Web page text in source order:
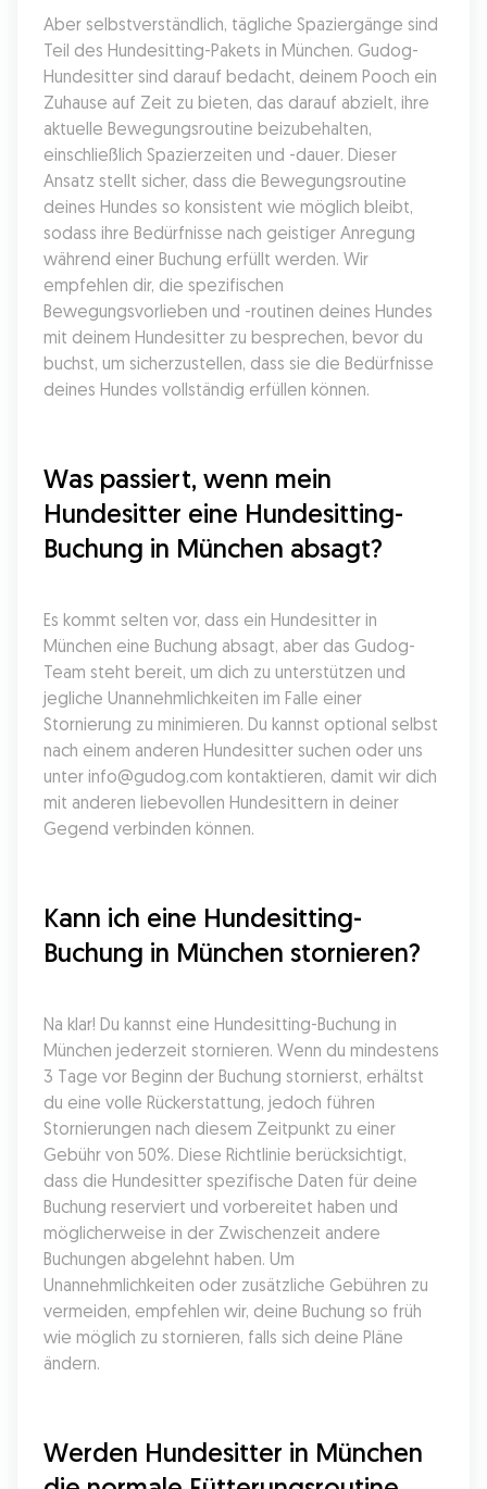
Aber selbstverständlich, tägliche Spaziergänge sind
Teil des Hundesitting-Pakets in München. Gudog-
Hundesitter sind darauf bedacht, deinem Pooch ein
Zuhause auf Zeit zu bieten, das darauf abzielt, ihre
aktuelle Bewegungsroutine beizubehalten,
einschließlich Spazierzeiten und -dauer. Dieser
Ansatz stellt sicher, dass die Bewegungsroutine
deines Hundes so konsistent wie möglich bleibt,
sodass ihre Bedürfnisse nach geistiger Anregung
während einer Buchung erfüllt werden. Wir
empfehlen dir, die spezifischen
Bewegungsvorlieben und -routinen deines Hundes
mit deinem Hundesitter zu besprechen, bevor du
buchst, um sicherzustellen, dass sie die Bedürfnisse
deines Hundes vollständig erfüllen können.
Was passiert, wenn mein
Hundesitter eine Hundesitting-
Buchung in München absagt?
Es kommt selten vor, dass ein Hundesitter in
München eine Buchung absagt, aber das Gudog-
Team steht bereit, um dich zu unterstützen und
jegliche Unannehmlichkeiten im Falle einer
Stornierung zu minimieren. Du kannst optional selbst
nach einem anderen Hundesitter suchen oder uns
unter info@gudog.com kontaktieren, damit wir dich
mit anderen liebevollen Hundesittern in deiner
Gegend verbinden können.
Kann ich eine Hundesitting-
Buchung in München stornieren?
Na klar! Du kannst eine Hundesitting-Buchung in
München jederzeit stornieren. Wenn du mindestens
3 Tage vor Beginn der Buchung stornierst, erhältst
du eine volle Rückerstattung, jedoch führen
Stornierungen nach diesem Zeitpunkt zu einer
Gebühr von 50%. Diese Richtlinie berücksichtigt,
dass die Hundesitter spezifische Daten für deine
Buchung reserviert und vorbereitet haben und
möglicherweise in der Zwischenzeit andere
Buchungen abgelehnt haben. Um
Unannehmlichkeiten oder zusätzliche Gebühren zu
vermeiden, empfehlen wir, deine Buchung so früh
wie möglich zu stornieren, falls sich deine Pläne
ändern.
Werden Hundesitter in München